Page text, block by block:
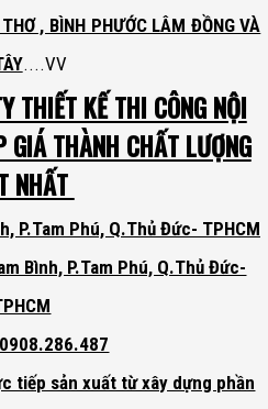
, BÌNH PHƯỚC LÂM ĐỒNG VÀ
....VV
THIẾT KẾ THI CÔNG NỘI
GIÁ THÀNH CHẤT LƯỢNG
NHẤT
P.Tam Phú, Q.Thủ Đức- TPHCM
Bình, P.Tam Phú, Q.Thủ Đức-
tiếp sản xuất từ xây dựng phần